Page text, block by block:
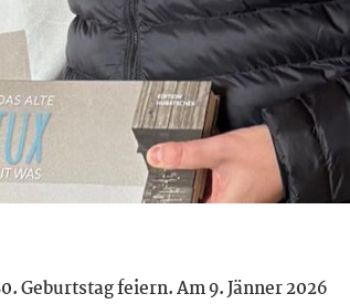
Geburtstag feiern. Am 9. Jänner 2026